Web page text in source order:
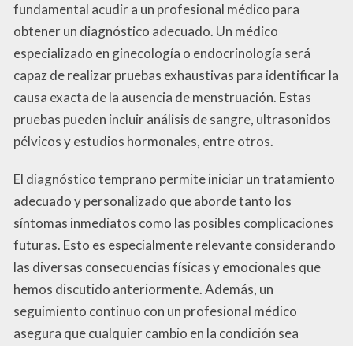
fundamental acudir a un profesional médico para
obtener un diagnóstico adecuado. Un médico
especializado en ginecología o endocrinología será
capaz de realizar pruebas exhaustivas para identificar la
causa exacta de la ausencia de menstruación. Estas
pruebas pueden incluir análisis de sangre, ultrasonidos
pélvicos y estudios hormonales, entre otros.
El diagnóstico temprano permite iniciar un tratamiento
adecuado y personalizado que aborde tanto los
síntomas inmediatos como las posibles complicaciones
futuras. Esto es especialmente relevante considerando
las diversas consecuencias físicas y emocionales que
hemos discutido anteriormente. Además, un
seguimiento continuo con un profesional médico
asegura que cualquier cambio en la condición sea